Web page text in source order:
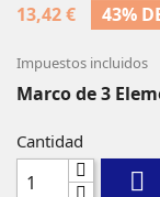
13,42 €
43%
Impuestos incluidos
Marco de 3
Cantidad
